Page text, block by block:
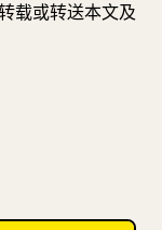
载或转送本文及